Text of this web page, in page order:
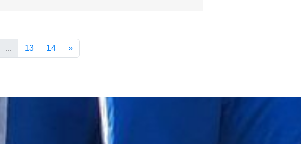
... 13 14 »